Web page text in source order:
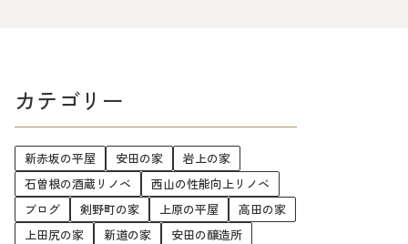
カテゴリー
新赤坂の平屋 安田の家
岩上の家
石曽根の酒蔵リノベ
西山の性能向上リノベ
ブログ
剣野町の家 上原の平屋
高田の家
上田尻の家
新道の家
安田の醸造所